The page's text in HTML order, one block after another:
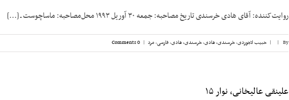
روایت‌کننده: آقای هادی خرسندی تاریخ مصاحبه: جمعه ۳۰ آوریل ۱۹۹۳ محل‌مصاحبه: ماساچوست ـ [...]
By
|
| حبیب لاجوردی,خرسندی، هادی,خرسندی، هادی,فارسی,مرد |
0 Comments
علینقی عالیخانی، نوار ۱۵